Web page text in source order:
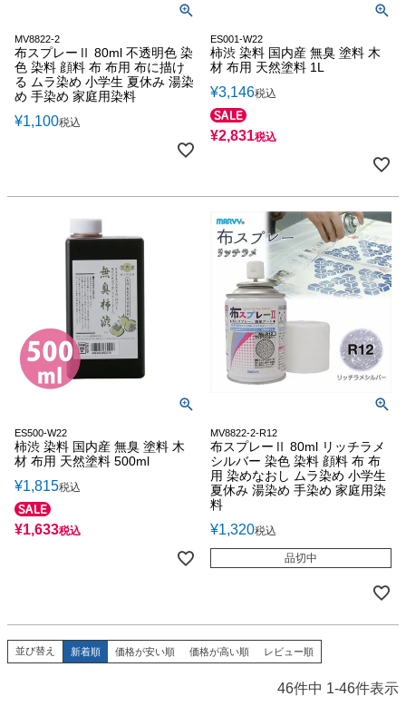
MV8822-2
布スプレーⅡ 80ml 不透明色 染
色 染料 顔料 布 布用 布に描け
る ムラ染め 小学生 夏休み 湯染
め 手染め 家庭用染料
¥1,100税込
ES001-W22
柿渋 染料 国内産 無臭 塗料 木
材 布用 天然塗料 1L
¥3,146税込
¥2,831税込
ES500-W22
柿渋 染料 国内産 無臭 塗料 木
材 布用 天然塗料 500ml
¥1,815税込
¥1,633税込
MV8822-2-R12
布スプレーⅡ 80ml リッチラメ
シルバー 染色 染料 顔料 布 布
用 染めなおし ムラ染め 小学生
夏休み 湯染め 手染め 家庭用染
料
¥1,320税込
品切中
並び替え 新着順 価格が安い順 価格が高い順 レビュー順
46件中 1-46件表示